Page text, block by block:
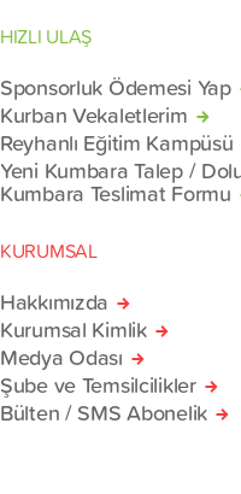
HIZLI ULAŞ
Sponsorluk Ödemesi Yap
Kurban Vekaletlerim
Reyhanlı Eğitim Kampüsü
Yeni Kumbara Talep /
Kumbara Teslimat Formu
KURUMSAL
Hakkımızda
Kurumsal Kimlik
Medya Odası
Şube ve Temsilcilikler
Bülten / SMS Abonelik